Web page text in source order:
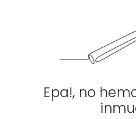
Epa!, no